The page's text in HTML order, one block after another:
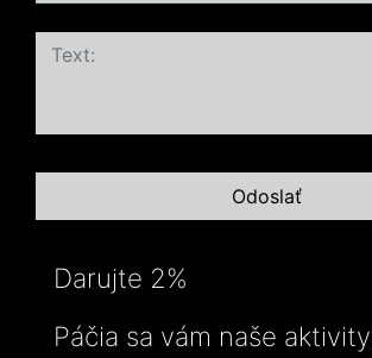
Darujte 2%
Páčia sa vám naše